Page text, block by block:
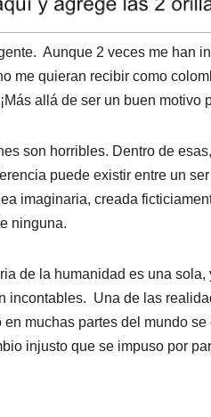
e
a
d
s
Aunque 2 veces me han
me quieran recibir como
allá de ser un buen
son horribles. Dentro de
puede existir entre un
imaginaria, creada
ninguna.
de la humanidad es una
incontables. Una de las
muchas partes del mundo
injusto que se impuso por